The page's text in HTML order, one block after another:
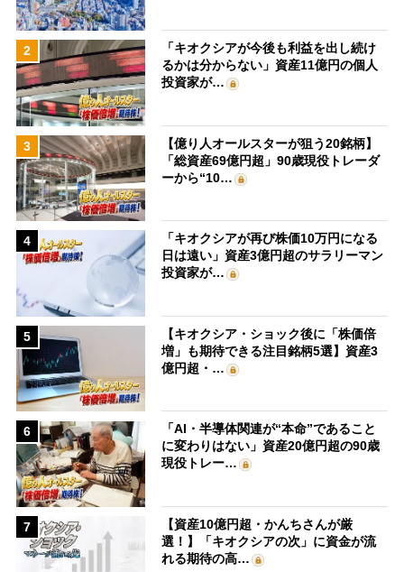
2
「キオクシアが今後も利益を出し続け
るかは分からない」資産11億円の個人
投資家が…
3
【億り人オールスターが狙う20銘柄】
「総資産69億円超」90歳現役トレーダ
ーから“10…
4
「キオクシアが再び株価10万円になる
日は遠い」資産3億円超のサラリーマン
投資家が…
5
【キオクシア・ショック後に「株価倍
増」も期待できる注目銘柄5選】資産3
億円超・…
6
「AI・半導体関連が“本命”であること
に変わりはない」資産20億円超の90歳
現役トレー…
7
【資産10億円超・かんちさんが厳
選！】「キオクシアの次」に資金が流
れる期待の高…